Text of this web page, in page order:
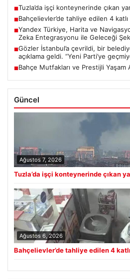
■Tuzla’da işçi konteynerinde çıkan
■Bahçelievler’de tahliye edilen 4
■Yandex Türkiye, Harita ve
Zeka Entegrasyonu ile Geleceği
■Gözler İstanbul’a çevrildi, bir
açıklama geldi. “Yeni Parti’ye
■Bahçe Mutfakları ve Prestijli Yaşam
Güncel
Ağustos 7, 2026
Tuzla’da işçi konteynerinde çıkan
Ağustos 6, 2026
Bahçelievler’de tahliye edilen 4